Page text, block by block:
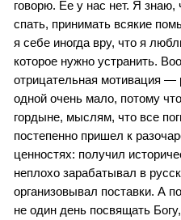
говорю. Ее у нас нет. Я
спать, принимать всякие
я себе иногда вру, что я
которое нужно устранить.
отрицательная мотивация —
одной очень мало, потому
гордыне, мыслям, что все
постепенно пришел к
ценностях: получил
неплохо зарабатывал в
организовывал поставки. А
не один день посвящать